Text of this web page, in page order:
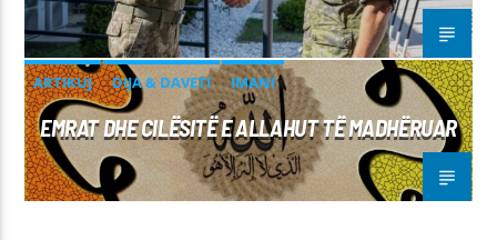
ARTIKUJ DIJA & DAVETI IMANI
EMRAT DHE CILËSITË E ALLAHUT TË MADHËRUAR